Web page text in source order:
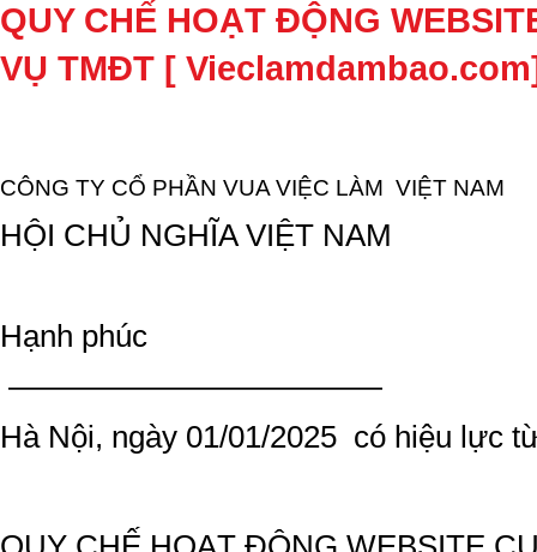
QUY CHẾ HOẠT ĐỘNG
VỤ TMĐT [
CÔNG TY CỔ PHẦN VUA VIỆC LÀM VIỆT NAM
HỘI CHỦ NGHĨA VIỆT NAM
Hạnh phúc
————————————
Hà Nội, ngày 01/01/2025 có hiệu lực